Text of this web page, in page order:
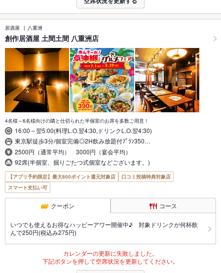
居酒屋 八重洲
創作居酒屋 土間土間 八重洲店
4名様～6名様向けの隣と仕切られた半個室のお席を多数ご用意！
16:00～翌5:00(料理L.O.翌4:30,ドリンクL.O.翌4:30)
東京駅徒歩3分/個室完備◎2H飲み放題付ﾌﾟﾗﾝ350…
2500円（通常平均） 3000円（宴会平均）
92席(半個室、掘りごたつ式個室などございます。)
【アプリ予約限定】最大800ポイント還元対象店
口コミ投稿特典対象店
スマート支払い可
クーポン コース
いつでも使えるお得なハッピーアワー開催中♪ 対象ドリンクが何杯飲
んで250円(税込み275円)
カレンダーの更新に失敗しました。
下記ボタンを押して空席状況を更新してください。